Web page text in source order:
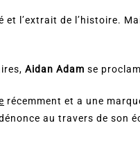
et l’extrait de l’histoire.
Aidan Adam se
récemment et a une
au travers de son